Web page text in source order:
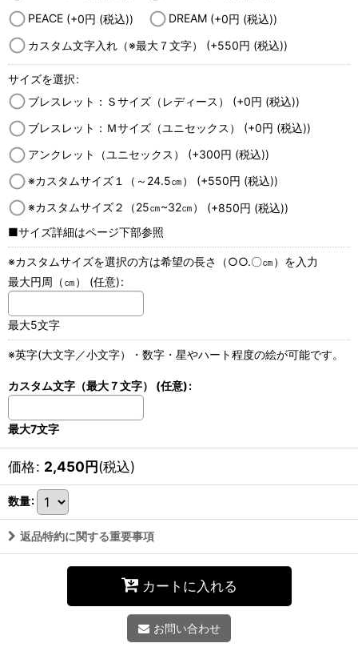
PEACE (+0円 (税込)) DREAM (+0円 (税込))
カスタム文字入れ（※最大７文字） (+550円 (税込))
サイズを選択:
ブレスレット：Ｓサイズ（レディース） (+0円 (税込))
ブレスレット：Ｍサイズ（ユニセックス） (+0円 (税込))
アンクレット（ユニセックス） (+300円 (税込))
※カスタムサイズ１（～24.5㎝） (+550円 (税込))
※カスタムサイズ２（25㎝~32㎝） (+850円 (税込))
■サイズ詳細はページ下部参照
※カスタムサイズを選択の方は希望の長さ（○○.〇㎝）を入力
最大円周（㎝） (任意):
最大5文字
※英字(大文字／小文字）・数字・星やハート程度の絵が可能です。
カスタム文字（最大７文字） (任意):
最大7文字
価格: 2,450円(税込)
数量:
返品特約に関する重要事項
カートに入れる
お問い合わせ